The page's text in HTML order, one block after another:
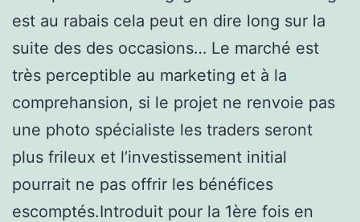
est au rabais cela peut en dire long sur la
suite des des occasions… Le marché est
très perceptible au marketing et à la
comprehansion, si le projet ne renvoie pas
une photo spécialiste les traders seront
plus frileux et l’investissement initial
pourrait ne pas offrir les bénéfices
escomptés.Introduit pour la 1ère fois en